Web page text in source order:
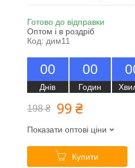
Готово до відправки
Оптом і в роздріб
Код: дим11
00
Днів
00
Годин
0
198 ₴ 99 ₴
Показати оптові ціни
Купити